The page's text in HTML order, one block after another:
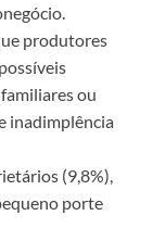
produtores
ou
inadimplência
(9,8%),
porte